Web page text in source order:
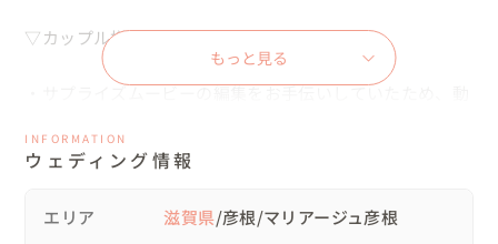
▽カップル様の当日の様子
・サプライズムービーの編集をお手伝いしていたため、動
できました！
・ライブ中には、様々な角度から新郎さまのご家族の様子
て撮影しました！
もっと見る
INFORMATION
ウェディング情報
エリア 滋賀県/彦根/マリアージュ彦根